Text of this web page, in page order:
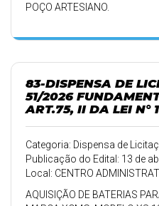
POÇO ARTESIANO.
83-DISPENSA DE
51/2026
ART.75, II DA LEI N°
Categoria: Dispensa de
Publicação do Edital: 13 de
Local: CENTRO
AQUISIÇÃO DE BATERIAS